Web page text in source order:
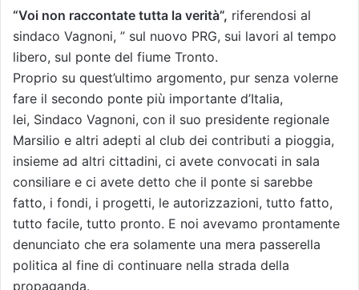
“Voi non raccontate tutta la verità”, riferendosi al
sindaco Vagnoni, ” sul nuovo PRG, sui lavori al tempo
libero, sul ponte del fiume Tronto.
Proprio su quest’ultimo argomento, pur senza volerne
fare il secondo ponte più importante d’Italia,
lei, Sindaco Vagnoni, con il suo presidente regionale
Marsilio e altri adepti al club dei contributi a pioggia,
insieme ad altri cittadini, ci avete convocati in sala
consiliare e ci avete detto che il ponte si sarebbe
fatto, i fondi, i progetti, le autorizzazioni, tutto fatto,
tutto facile, tutto pronto. E noi avevamo prontamente
denunciato che era solamente una mera passerella
politica al fine di continuare nella strada della
propaganda.